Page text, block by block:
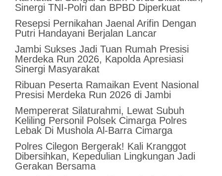
Sinergi TNI-Polri dan BPBD Diperkuat
Resepsi Pernikahan Jaenal Arifin Dengan
Putri Handayani Berjalan Lancar
Jambi Sukses Jadi Tuan Rumah Presisi
Merdeka Run 2026, Kapolda Apresiasi
Sinergi Masyarakat
Ribuan Peserta Ramaikan Event Nasional
Presisi Merdeka Run 2026 di Jambi
Mempererat Silaturahmi, Lewat Subuh
Keliling Personil Polsek Cimarga Polres
Lebak Di Mushola Al-Barra Cimarga
Polres Cilegon Bergerak! Kali Kranggot
Dibersihkan, Kepedulian Lingkungan Jadi
Gerakan Bersama